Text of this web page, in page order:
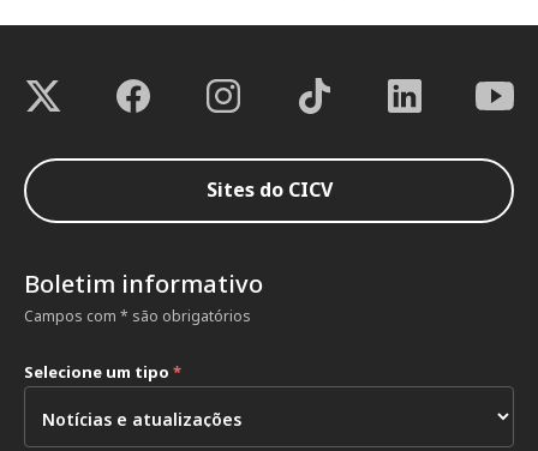
Sites do CICV
Boletim informativo
Campos com * são obrigatórios
Selecione um tipo *